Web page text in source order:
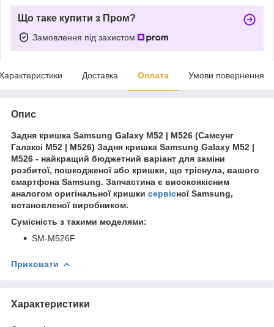
Що таке купити з Пром?
Замовлення під захистом
Доставка Оплата Умови повернення
Опис
Задня кришка Samsung Galaxy M52 | M526 (Самсунг
Галаксі М52 | М526) Задня кришка Samsung Galaxy M52 |
M526 - найкращий бюджетний варіант для заміни
розбитої, пошкодженої або кришки, що тріснула, вашого
смартфона Samsung. Запчастина є високоякісним
аналогом оригінальної кришки сервісної Samsung,
встановленої виробником.
Сумісність з такими моделями:
SM-M526F
Приховати
Характеристики